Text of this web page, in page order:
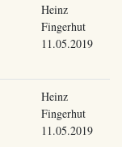
Heinz
Fingerhut
11.05.2019
Heinz
Fingerhut
11.05.2019